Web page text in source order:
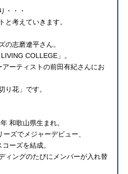
・・・
と考えていきます。
の志磨遼平さん。
COLLEGE」。
ーティストの前田有紀さんにお
り花」です。
和歌山県生まれ。
ズでメジャーデビュー、
ーズを結成。
ィングのたびにメンバーが入れ替